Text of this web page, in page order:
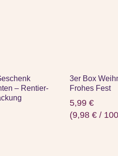
– Rentier-
3er Box
Frohes Fest
5,99€
(9,98€ / 100